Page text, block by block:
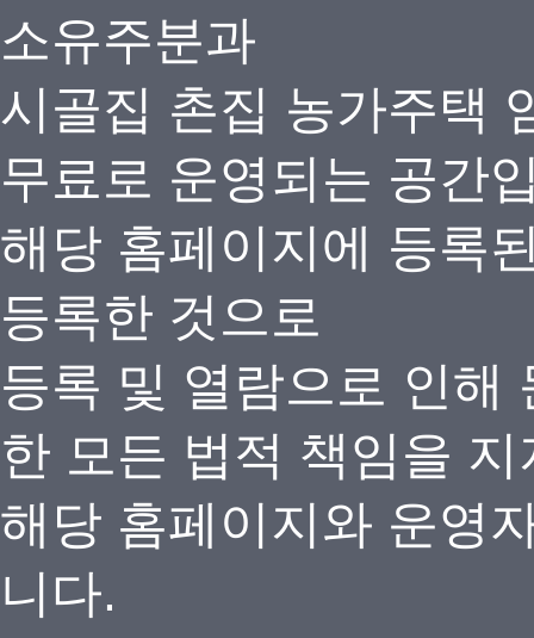
소유주분과
시골집 촌집 농가주택
무료로 운영되는 공간
해당 홈페이지에 등록
등록한 것으로
등록 및 열람으로 인해
한 모든 법적 책임을
해당 홈페이지와 운영
니다.